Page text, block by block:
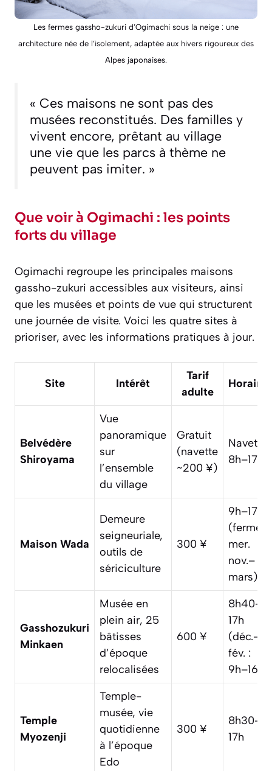
Les fermes gassho-zukuri d’Ogimachi sous la neige : une
architecture née de l’isolement, adaptée aux hivers rigoureux des
Alpes japonaises.
« Ces maisons ne sont pas des
musées reconstitués. Des familles y
vivent encore, prêtant au village
une vie que les parcs à thème ne
peuvent pas imiter. »
Que voir à Ogimachi : les points
forts du village
Ogimachi regroupe les principales maisons
gassho-zukuri accessibles aux visiteurs, ainsi
que les musées et points de vue qui structurent
une journée de visite. Voici les quatre sites à
prioriser, avec les informations pratiques à jour.
Site Intérêt
Tarif
adulte
Horaires
Belvédère
Shiroyama
Vue
panoramique
sur
l’ensemble
du village
Gratuit
(navette
~200 ¥)
Navette
8h–17h
Maison Wada
Demeure
seigneuriale,
outils de
sériciculture
300 ¥
9h–17h
(fermé
mer.
nov.–
mars)
Gasshozukuri
Minkaen
Musée en
plein air, 25
bâtisses
d’époque
relocalisées
600 ¥
8h40–
17h
(déc.–
fév. :
9h–16h)
Temple
Myozenji
Temple-
musée, vie
quotidienne
à l’époque
Edo
300 ¥
8h30–
17h